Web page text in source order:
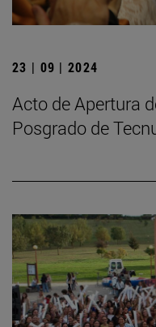
23 | 09 | 2024
Acto de Apertura
Posgrado de